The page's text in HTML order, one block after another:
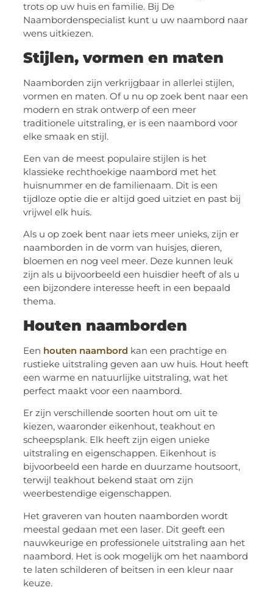
trots op uw huis en familie. Bij De
Naambordenspecialist kunt u uw naambord naar
wens uitkiezen.
Stijlen, vormen en maten
Naamborden zijn verkrijgbaar in allerlei stijlen,
vormen en maten. Of u nu op zoek bent naar een
modern en strak ontwerp of een meer
traditionele uitstraling, er is een naambord voor
elke smaak en stijl.
Een van de meest populaire stijlen is het
klassieke rechthoekige naambord met het
huisnummer en de familienaam. Dit is een
tijdloze optie die er altijd goed uitziet en past bij
vrijwel elk huis.
Als u op zoek bent naar iets meer unieks, zijn er
naamborden in de vorm van huisjes, dieren,
bloemen en nog veel meer. Deze kunnen leuk
zijn als u bijvoorbeeld een huisdier heeft of als u
een bijzondere interesse heeft in een bepaald
thema.
Houten naamborden
Een houten naambord kan een prachtige en
rustieke uitstraling geven aan uw huis. Hout heeft
een warme en natuurlijke uitstraling, wat het
perfect maakt voor een naambord.
Er zijn verschillende soorten hout om uit te
kiezen, waaronder eikenhout, teakhout en
scheepsplank. Elk heeft zijn eigen unieke
uitstraling en eigenschappen. Eikenhout is
bijvoorbeeld een harde en duurzame houtsoort,
terwijl teakhout bekend staat om zijn
weerbestendige eigenschappen.
Het graveren van houten naamborden wordt
meestal gedaan met een laser. Dit geeft een
nauwkeurige en professionele uitstraling aan het
naambord. Het is ook mogelijk om het naambord
te laten schilderen of beitsen in een kleur naar
keuze.